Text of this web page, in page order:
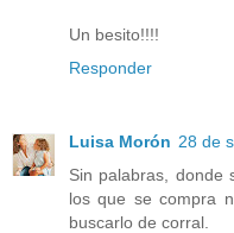
Un besito!!!!
Responder
Luisa Morón 28 de
Sin palabras, donde
los que se compra
buscarlo de corral.